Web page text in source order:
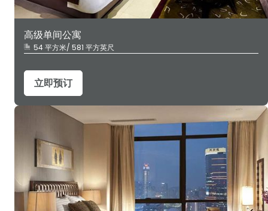
高级单间公寓
54 平方米/ 581 平方英尺
立即预订